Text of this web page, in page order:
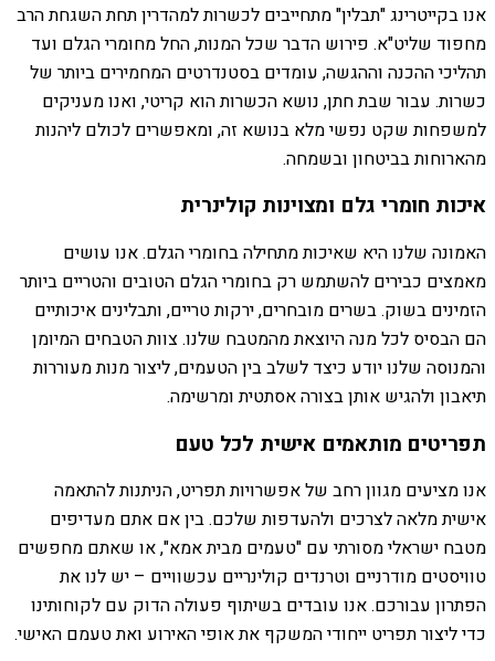
אנו בקייטרינג "תבלין" מתחייבים לכשרות למהדרין תחת השגחת הרב
מחפוד שליט"א. פירוש הדבר שכל המנות, החל מחומרי הגלם ועד
תהליכי ההכנה וההגשה, עומדים בסטנדרטים המחמירים ביותר של
כשרות. עבור שבת חתן, נושא הכשרות הוא קריטי, ואנו מעניקים
למשפחות שקט נפשי מלא בנושא זה, ומאפשרים לכולם ליהנות
מהארוחות בביטחון ובשמחה.
איכות חומרי גלם ומצוינות קולינרית
האמונה שלנו היא שאיכות מתחילה בחומרי הגלם. אנו עושים
מאמצים כבירים להשתמש רק בחומרי הגלם הטובים והטריים ביותר
הזמינים בשוק. בשרים מובחרים, ירקות טריים, ותבלינים איכותיים
הם הבסיס לכל מנה היוצאת מהמטבח שלנו. צוות הטבחים המיומן
והמנוסה שלנו יודע כיצד לשלב בין הטעמים, ליצור מנות מעוררות
תיאבון ולהגיש אותן בצורה אסתטית ומרשימה.
תפריטים מותאמים אישית לכל טעם
אנו מציעים מגוון רחב של אפשרויות תפריט, הניתנות להתאמה
אישית מלאה לצרכים ולהעדפות שלכם. בין אם אתם מעדיפים
מטבח ישראלי מסורתי עם "טעמים מבית אמא", או שאתם מחפשים
טוויסטים מודרניים וטרנדים קולינריים עכשוויים – יש לנו את
הפתרון עבורכם. אנו עובדים בשיתוף פעולה הדוק עם לקוחותינו
כדי ליצור תפריט ייחודי המשקף את אופי האירוע ואת טעמם האישי.